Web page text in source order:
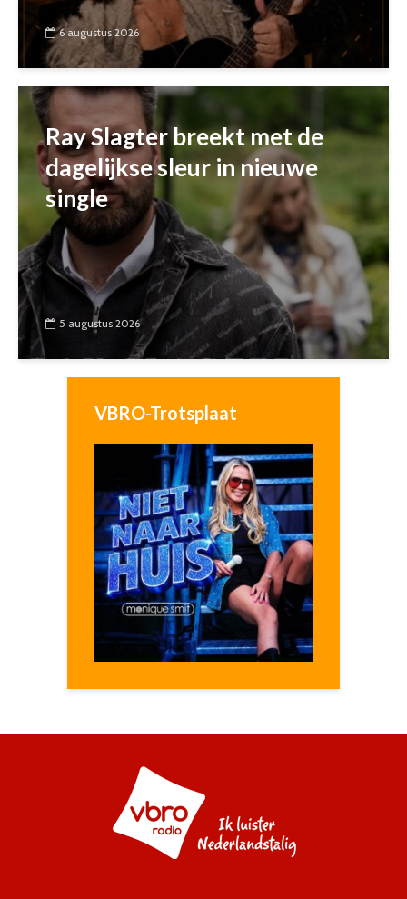
6 augustus 2026
Ray Slagter breekt met de
dagelijkse sleur in nieuwe
single
5 augustus 2026
VBRO-Trotsplaat